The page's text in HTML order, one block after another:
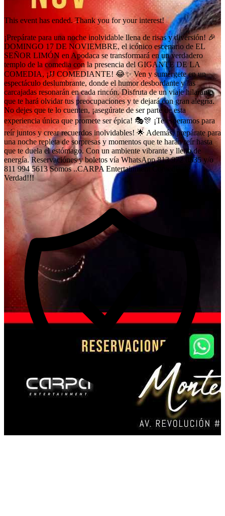
This event has ended. Thank you for your interest!
¡Prepárate para una noche inolvidable llena de risas y diversión! 🎉
DOMINGO 17 DE NOVIEMBRE, el icónico escenario de EL
SEÑOR LIMÓN en Apodaca se transformará en un verdadero
templo de la comedia con la presencia del GIGANTE DE LA
COMEDIA, ¡JJ COMEDIANTE! 😂✨ Ven y sumérgete en un
espectáculo deslumbrante, donde el humor desbordante y las
carcajadas resonarán en cada rincón. Disfruta de un viaje hilarante
que te hará olvidar tus preocupaciones y te dejará con gran alegría.
No dejes que te lo cuenten, ¡asegúrate de ser parte de esta
experiencia única que promete ser épica! 🎭🎊 ¡Te esperamos para
reír juntos y crear recuerdos inolvidables! 🌟 Además, prepárate para
una noche repleta de sorpresas y momentos que te harán reír hasta
que te duela el estómago. Con un ambiente vibrante y lleno de
energía. Reservaciónes y boletos vía WhatsApp 813 972 0635 y/o
811 994 5613 Somos ..CARPA Entertainment Comedia de
Verdad!!!